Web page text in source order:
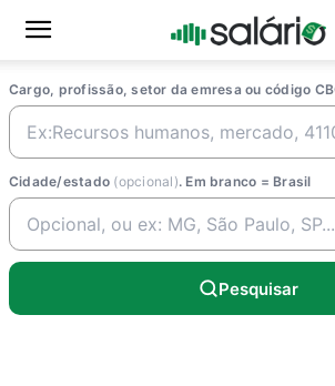
Cargo, profissão, setor da emresa ou código
Cidade/estado (opcional). Em branco = Brasil
Pesquisar